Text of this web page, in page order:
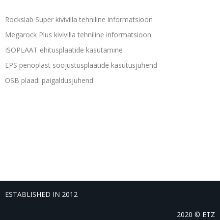
Rockslab Super kivivilla tehniline informatsioon
Megarock Plus kivivilla tehniline informatsioon
ISOPLAAT ehitusplaatide kasutamine
EPS penoplast soojustusplaatide kasutusjuhend
OSB plaadi paigaldusjuhend
ESTABLISHED IN 2012
2020 © ETZ